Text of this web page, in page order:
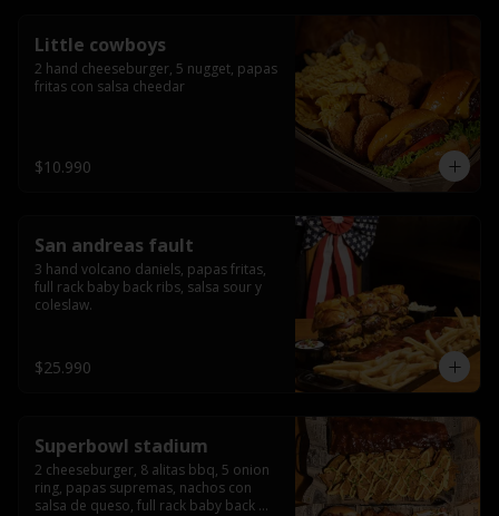
Little cowboys
2 hand cheeseburger, 5 nugget, papas
fritas con salsa cheedar
$10.990
San andreas fault
3 hand volcano daniels, papas fritas,
full rack baby back ribs, salsa sour y
coleslaw.
$25.990
Superbowl stadium
2 cheeseburger, 8 alitas bbq, 5 onion
ring, papas supremas, nachos con
salsa de queso, full rack baby back